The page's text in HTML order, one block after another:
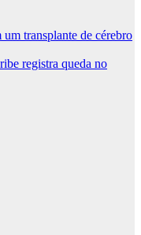
transplante de cérebro
registra queda no